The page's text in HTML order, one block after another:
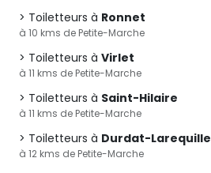
Toiletteurs à Ronnet
à 10 kms de Petite-Marche
Toiletteurs à Virlet
à 11 kms de Petite-Marche
Toiletteurs à Saint-Hilaire
à 11 kms de Petite-Marche
Toiletteurs à Durdat-Larequille
à 12 kms de Petite-Marche